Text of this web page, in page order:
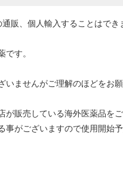
販、個人輸入することはで
す。
ませんがご理解のほどをお願
販売している海外医薬品
がございますので使用開始